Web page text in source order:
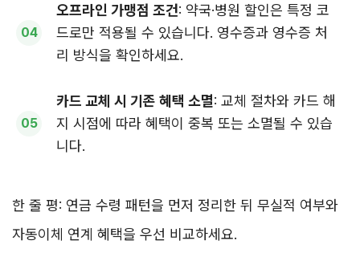
오프라인 가맹점 조건: 약국·병원 할인은 특정 코
드로만 적용될 수 있습니다. 영수증과 영수증 처
리 방식을 확인하세요.
카드 교체 시 기존 혜택 소멸: 교체 절차와 카드 해
지 시점에 따라 혜택이 중복 또는 소멸될 수 있습
니다.
한 줄 평: 연금 수령 패턴을 먼저 정리한 뒤 무실적 여부와
자동이체 연계 혜택을 우선 비교하세요.